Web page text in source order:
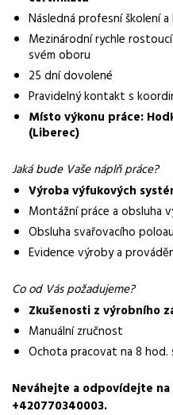
Směny
třísměnný provoz
Pracovní doba
8 hodinové směny
Forma práce
práce na pracovišti
Vybrané benefity
volné víkendy, výkonnostní
dopravu
Požadavky
zkušenosti z výrobního
Následná profesní školení
Mezinárodní rychle
svém oboru
25 dní dovolené
Pravidelný kontakt s
Místo výkonu práce:
(Liberec)
Jaká bude Vaše náplň práce?
Výroba výfukových
Montážní práce a obsluha
Obsluha svařovacího
Evidence výroby a
Co od Vás požadujeme?
Zkušenosti z výrobního
Manuální zručnost
Ochota pracovat na 8 hod.
Neváhejte a odpovídejte
+420770340003.